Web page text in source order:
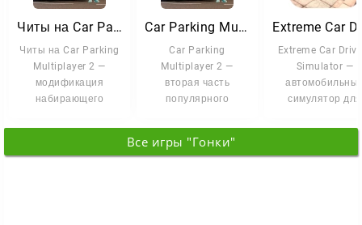
Плюс два режима камеры — переключайтесь между
видами, чтобы точнее чувствовать габариты
машины.
Атмосфера южных дорог
Карта вдохновлена реальными местами:
Дагестаном, Чечнёй, Арменией и Грузией. В
Читы на Car Parking Multiplayer 2 (Все открыто, Мод-Меню)
Читы на Car Parking
Multiplayer 2 —
модификация
набирающего
симулятора, где вы
Car Parking Multiplayer 2
Car Parking
Multiplayer 2 —
вторая часть
популярного
парковки. Здесь вы
проверите свои
Extreme Car
Simulator —
симулятор для
упор сделан
Все игры "Гонки"